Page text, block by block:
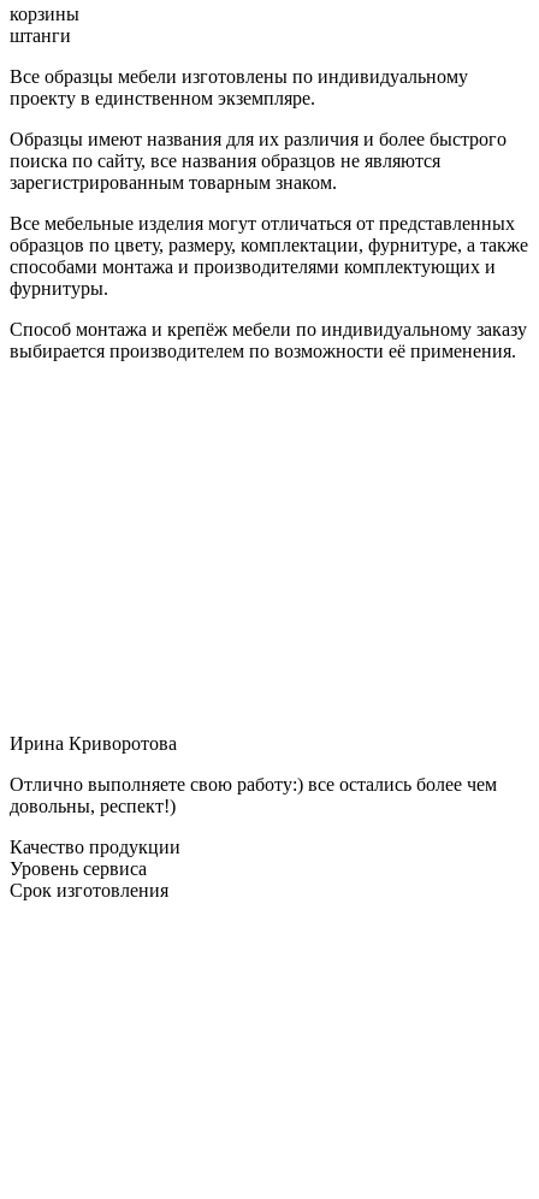
корзины
штанги
Все образцы мебели изготовлены по индивидуальному
проекту в единственном экземпляре.
Образцы имеют названия для их различия и более быстрого
поиска по сайту, все названия образцов не являются
зарегистрированным товарным знаком.
Все мебельные изделия могут отличаться от представленных
образцов по цвету, размеру, комплектации, фурнитуре, а также
способами монтажа и производителями комплектующих и
фурнитуры.
Способ монтажа и крепёж мебели по индивидуальному заказу
выбирается производителем по возможности её применения.
Ирина Криворотова
Отлично выполняете свою работу:) все остались более чем
довольны, респект!)
Качество продукции
Уровень сервиса
Срок изготовления